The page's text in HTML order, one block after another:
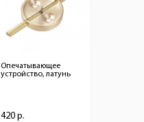
Опечатывающее
устройство, латунь
420 р.